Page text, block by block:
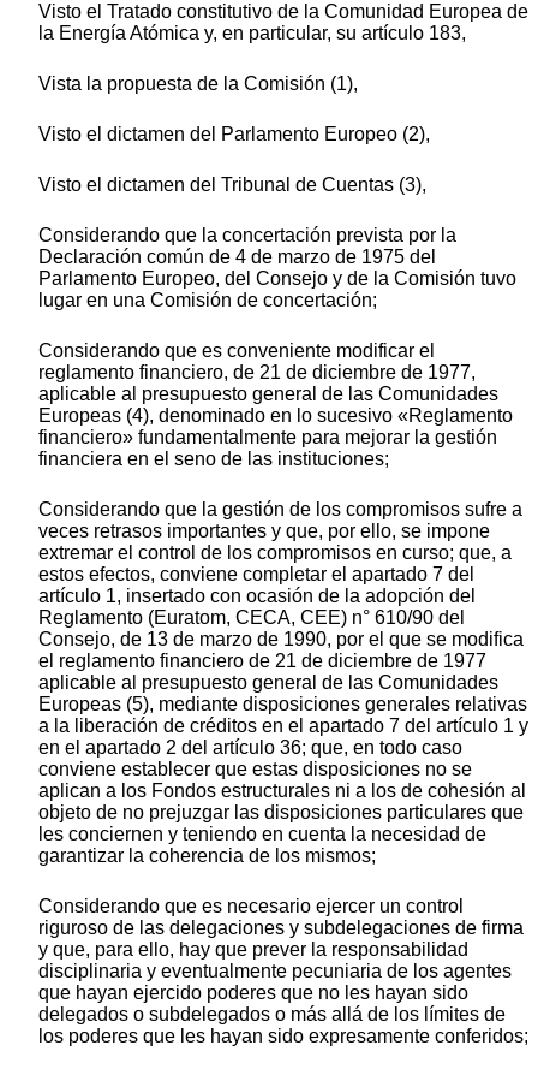
Visto el Tratado constitutivo de la Comunidad Europea de
la Energía Atómica y, en particular, su artículo 183,
Vista la propuesta de la Comisión (1),
Visto el dictamen del Parlamento Europeo (2),
Visto el dictamen del Tribunal de Cuentas (3),
Considerando que la concertación prevista por la
Declaración común de 4 de marzo de 1975 del
Parlamento Europeo, del Consejo y de la Comisión tuvo
lugar en una Comisión de concertación;
Considerando que es conveniente modificar el
reglamento financiero, de 21 de diciembre de 1977,
aplicable al presupuesto general de las Comunidades
Europeas (4), denominado en lo sucesivo «Reglamento
financiero» fundamentalmente para mejorar la gestión
financiera en el seno de las instituciones;
Considerando que la gestión de los compromisos sufre a
veces retrasos importantes y que, por ello, se impone
extremar el control de los compromisos en curso; que, a
estos efectos, conviene completar el apartado 7 del
artículo 1, insertado con ocasión de la adopción del
Reglamento (Euratom, CECA, CEE) n° 610/90 del
Consejo, de 13 de marzo de 1990, por el que se modifica
el reglamento financiero de 21 de diciembre de 1977
aplicable al presupuesto general de las Comunidades
Europeas (5), mediante disposiciones generales relativas
a la liberación de créditos en el apartado 7 del artículo 1 y
en el apartado 2 del artículo 36; que, en todo caso
conviene establecer que estas disposiciones no se
aplican a los Fondos estructurales ni a los de cohesión al
objeto de no prejuzgar las disposiciones particulares que
les conciernen y teniendo en cuenta la necesidad de
garantizar la coherencia de los mismos;
Considerando que es necesario ejercer un control
riguroso de las delegaciones y subdelegaciones de firma
y que, para ello, hay que prever la responsabilidad
disciplinaria y eventualmente pecuniaria de los agentes
que hayan ejercido poderes que no les hayan sido
delegados o subdelegados o más allá de los límites de
los poderes que les hayan sido expresamente conferidos;